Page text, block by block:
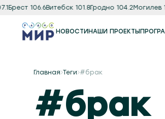
106.6Витебск 101.8Гродно 104.2Могилев
НОВОСТИ НАШИ ПРОЕКТЫ
Главная Теги #брак
#брак